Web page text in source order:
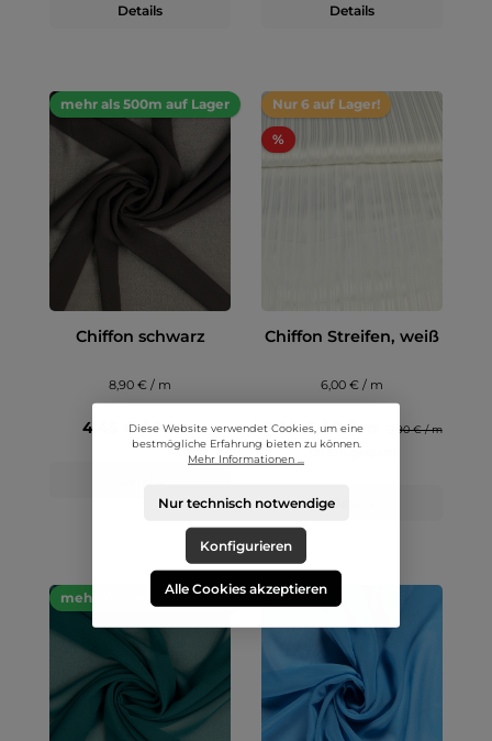
Details Details
mehr als 500m auf Lager
Chiffon schwarz
8,90 € / m
4,45 € / 0.5 m
Nur 6 auf Lager!
%
Chiffon Streifen, weiß
6,00 € / m
3,00 € / 0.5 m
9,90 € / m
Details
mehr als 500m auf Lager
Diese Website verwendet Cookies, um eine
bestmögliche Erfahrung bieten zu können.
Mehr Informationen ...
Nur technisch notwendige
Konfigurieren
Alle Cookies akzeptieren